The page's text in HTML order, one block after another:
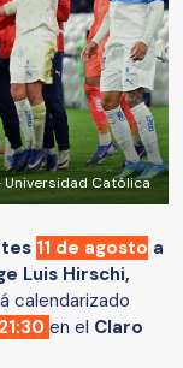
Católica
11 de agosto a
Luis Hirschi,
calendarizado
21:30 en el Claro